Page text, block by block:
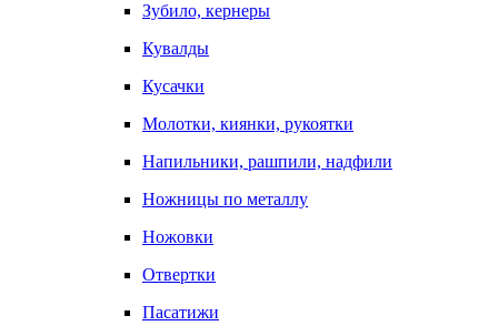
Зубило, кернеры
Кувалды
Кусачки
Молотки, киянки, рукоятки
Напильники, рашпили, надфили
Ножницы по металлу
Ножовки
Отвертки
Пасатижи